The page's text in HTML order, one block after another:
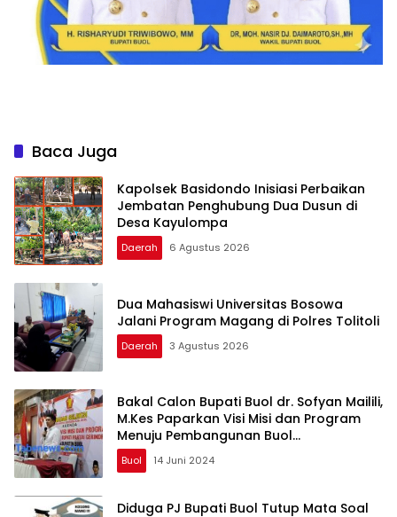
Baca Juga
Kapolsek Basidondo Inisiasi Perbaikan
Jembatan Penghubung Dua Dusun di
Desa Kayulompa
Daerah 6 Agustus 2026
Dua Mahasiswi Universitas Bosowa
Jalani Program Magang di Polres Tolitoli
Daerah 3 Agustus 2026
Bakal Calon Bupati Buol dr. Sofyan Mailili,
M.Kes Paparkan Visi Misi dan Program
Menuju Pembangunan Buol
Berkelanjutan
Buol 14 Juni 2024
Diduga PJ Bupati Buol Tutup Mata Soal